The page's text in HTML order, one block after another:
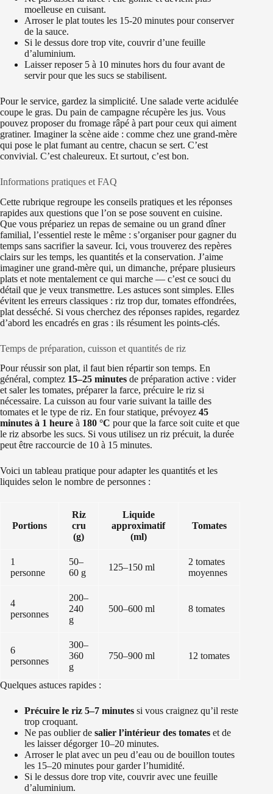
moelleuse en cuisant.
Arroser le plat toutes les 15-20 minutes pour conserver
de la sauce.
Si le dessus dore trop vite, couvrir d’une feuille
d’aluminium.
Laisser reposer 5 à 10 minutes hors du four avant de
servir pour que les sucs se stabilisent.
Pour le service, gardez la simplicité. Une salade verte acidulée
coupe le gras. Du pain de campagne récupère les jus. Vous
pouvez proposer du fromage râpé à part pour ceux qui aiment
gratiner. Imaginer la scène aide : comme chez une grand-mère
qui pose le plat fumant au centre, chacun se sert. C’est
convivial. C’est chaleureux. Et surtout, c’est bon.
Informations pratiques et FAQ
Cette rubrique regroupe les conseils pratiques et les réponses
rapides aux questions que l’on se pose souvent en cuisine.
Que vous prépariez un repas de semaine ou un grand dîner
familial, l’essentiel reste le même : s’organiser pour gagner du
temps sans sacrifier la saveur. Ici, vous trouverez des repères
clairs sur les temps, les quantités et la conservation. J’aime
imaginer une grand-mère qui, un dimanche, prépare plusieurs
plats et note mentalement ce qui marche — c’est ce souci du
détail que je veux transmettre. Les astuces sont simples. Elles
évitent les erreurs classiques : riz trop dur, tomates effondrées,
plat desséché. Si vous cherchez des réponses rapides, regardez
d’abord les encadrés en gras : ils résument les points-clés.
Temps de préparation, cuisson et quantités de riz
Pour réussir son plat, il faut bien répartir son temps. En
général, comptez 15–25 minutes de préparation active : vider
et saler les tomates, préparer la farce, précuire le riz si
nécessaire. La cuisson au four varie suivant la taille des
tomates et le type de riz. En four statique, prévoyez 45
minutes à 1 heure à 180 °C pour que la farce soit cuite et que
le riz absorbe les sucs. Si vous utilisez un riz précuit, la durée
peut être raccourcie de 10 à 15 minutes.
Voici un tableau pratique pour adapter les quantités et les
liquides selon le nombre de personnes :
Portions
Riz
cru
(g)
Liquide
approximatif
(ml)
Tomates
1
personne
50–
60 g
125–150 ml
2 tomates
moyennes
4
personnes
200–
240
g
500–600 ml 8 tomates
6
personnes
300–
360
g
750–900 ml 12 tomates
Quelques astuces rapides :
Précuire le riz 5–7 minutes si vous craignez qu’il reste
trop croquant.
Ne pas oublier de salier l’intérieur des tomates et de
les laisser dégorger 10–20 minutes.
Arroser le plat avec un peu d’eau ou de bouillon toutes
les 15–20 minutes pour garder l’humidité.
Si le dessus dore trop vite, couvrir avec une feuille
d’aluminium.